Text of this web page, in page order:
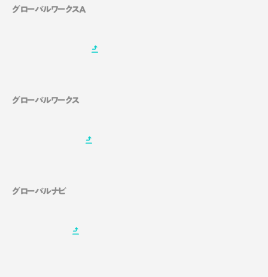
グローバルワークスA
グローバルワークス
グローバルナビ